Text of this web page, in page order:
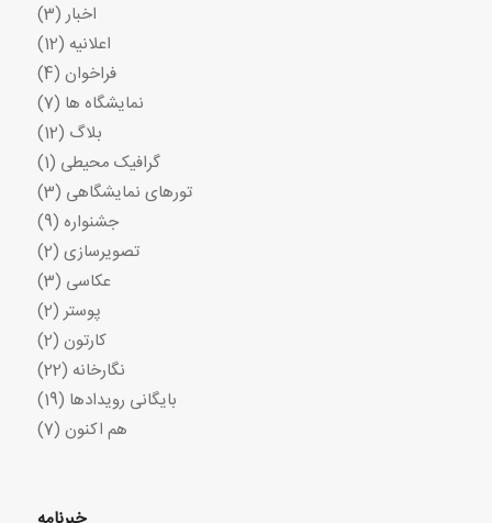
اخبار(3)
اعلانیه (12)
فراخوان (4)
نمایشگاه ها (7)
بلاگ (12)
گرافیک محیطی (1)
تورهای نمایشگاهی (3)
جشنواره (9)
تصویرسازی (2)
عکاسی (3)
پوستر(2)
کارتون (2)
نگارخانه (22)
بایگانی رویدادها (19)
هم اکنون (7)